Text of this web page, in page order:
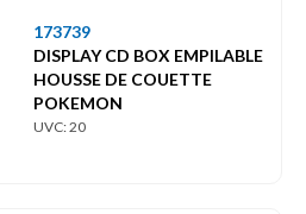
173739
DISPLAY CD BOX EMPILABLE
HOUSSE DE COUETTE
POKEMON
UVC: 20